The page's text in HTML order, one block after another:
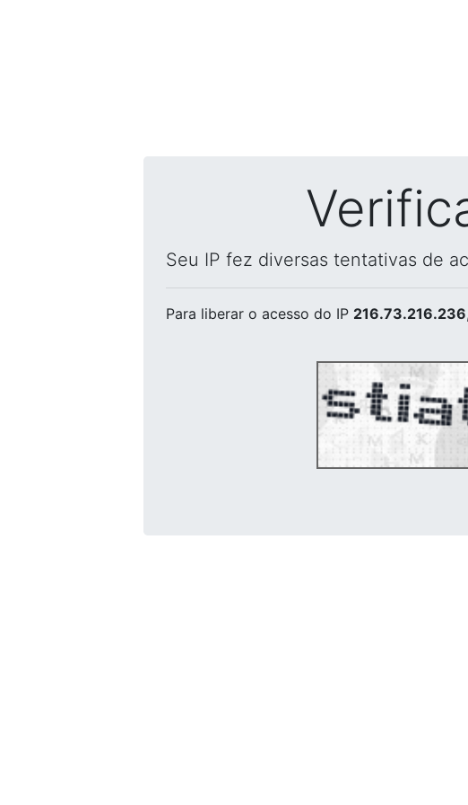
Seu IP fez diversas tentativas de
Para liberar o acesso do IP 216.73.216.236